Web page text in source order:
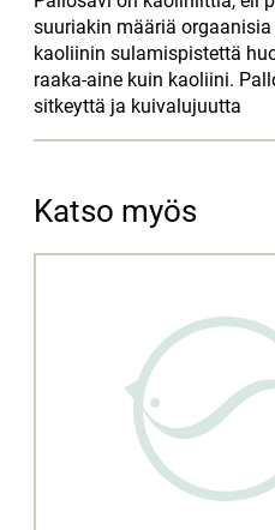
suuriakin määriä
kaoliinin sulamispistettä
raaka-aine kuin kaoliini.
sitkeyttä ja kuivalujuutta
Katso myös